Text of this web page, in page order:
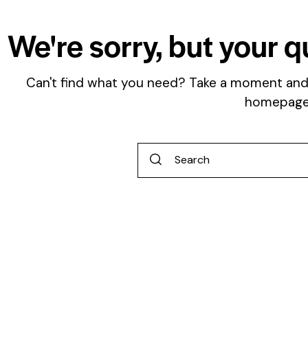
We're sorry, but your
Can't find what you need? Take a moment